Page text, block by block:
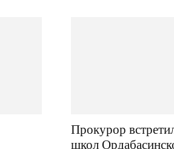
Прокурор
школ